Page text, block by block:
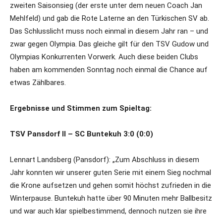
zweiten Saisonsieg (der erste unter dem neuen Coach Jan
Mehlfeld) und gab die Rote Laterne an den Türkischen SV ab.
Das Schlusslicht muss noch einmal in diesem Jahr ran – und
zwar gegen Olympia. Das gleiche gilt für den TSV Gudow und
Olympias Konkurrenten Vorwerk. Auch diese beiden Clubs
haben am kommenden Sonntag noch einmal die Chance auf
etwas Zählbares.
Ergebnisse und Stimmen zum Spieltag:
TSV Pansdorf II – SC Buntekuh 3:0 (0:0)
Lennart Landsberg (Pansdorf): „Zum Abschluss in diesem
Jahr konnten wir unserer guten Serie mit einem Sieg nochmal
die Krone aufsetzen und gehen somit höchst zufrieden in die
Winterpause. Buntekuh hatte über 90 Minuten mehr Ballbesitz
und war auch klar spielbestimmend, dennoch nutzen sie ihre